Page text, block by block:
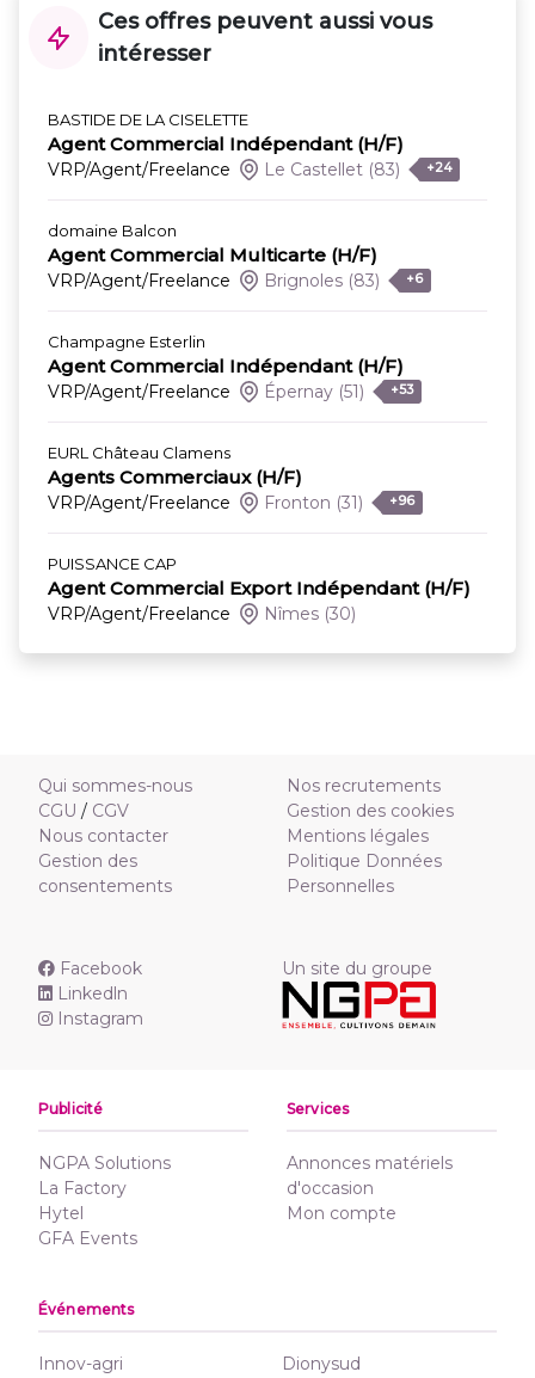
Ces offres peuvent aussi vous
intéresser
BASTIDE DE LA CISELETTE
Agent Commercial Indépendant (H/F)
VRP/Agent/Freelance Le Castellet (83) +24
domaine Balcon
Agent Commercial Multicarte (H/F)
VRP/Agent/Freelance Brignoles (83) +6
Champagne Esterlin
Agent Commercial Indépendant (H/F)
VRP/Agent/Freelance Épernay (51) +53
EURL Château Clamens
Agents Commerciaux (H/F)
VRP/Agent/Freelance Fronton (31) +96
PUISSANCE CAP
Agent Commercial Export Indépendant (H/F)
VRP/Agent/Freelance Nîmes (30)
Qui sommes-nous
CGU / CGV
Nous contacter
Gestion des
consentements
Nos recrutements
Gestion des cookies
Mentions légales
Politique Données
Personnelles
Facebook
Linkedln
Instagram
Un site du groupe
Publicité
NGPA Solutions
La Factory
Hytel
GFA Events
Services
Annonces matériels
d'occasion
Mon compte
Événements
Innov-agri Dionysud